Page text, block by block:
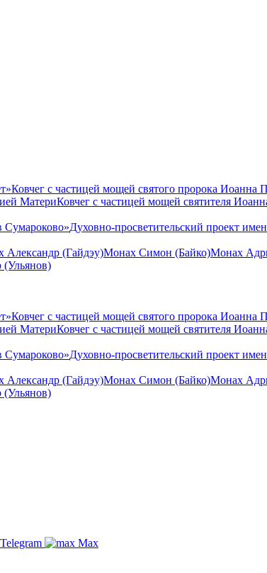
Ковчег с частицей мощей святого пророка Иоанна
МатериКовчег с частицей мощей святителя
Сумароково»Духовно-просветительский проект
Александр (Гайдэу)Монах Симон (Байко)Монах
Ковчег с частицей мощей святого пророка Иоанна
МатериКовчег с частицей мощей святителя
Сумароково»Духовно-просветительский проект
Александр (Гайдэу)Монах Симон (Байко)Монах
Telegram
Max